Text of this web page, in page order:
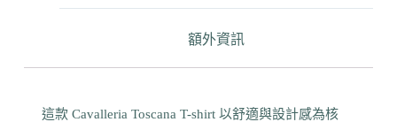
額外資訊
這款 Cavalleria Toscana T-shirt 以舒適與設計感為核